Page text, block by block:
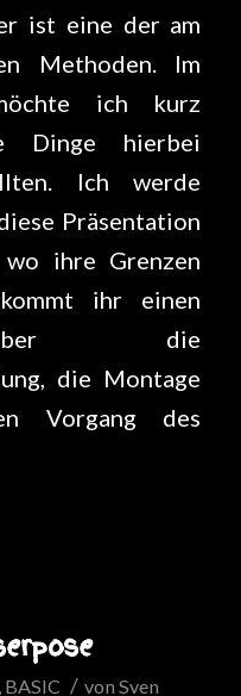
ist eine der am
Methoden. Im
ich kurz
Dinge hierbei
Ich werde
Präsentation
ihre Grenzen
ihr einen
die
die Montage
Vorgang des
BASIC / von Sven